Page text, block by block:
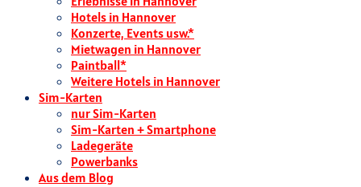
Hotels in Hannover
Konzerte, Events usw.*
Mietwagen in Hannover
Paintball*
Weitere Hotels in Hannover
Sim-Karten
nur Sim-Karten
Sim-Karten + Smartphone
Ladegeräte
Powerbanks
Aus dem Blog